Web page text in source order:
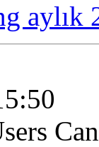
aylık